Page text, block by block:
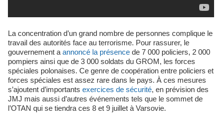
La concentration d’un grand nombre de personnes complique le
travail des autorités face au terrorisme. Pour rassurer, le
gouvernement aannoncé la présence de 7 000 policiers, 2 000
pompiers ainsi que de 3 000 soldats du GROM, les forces
spéciales polonaises. Ce genre de coopération entre policiers et
forces spéciales est assez rare dans le pays. À ces mesures
s’ajoutent d’importants exercices de sécurité, en prévision des
JMJ mais aussi d’autres événements tels que le sommet de
l’OTAN qui se tiendra ces 8 et 9 juillet à Varsovie.